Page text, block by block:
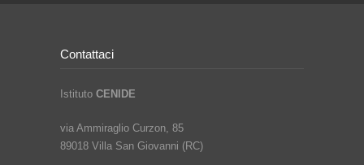
Contattaci
Istituto CENIDE
via Ammiraglio Curzon, 85
89018 Villa San Giovanni (RC)